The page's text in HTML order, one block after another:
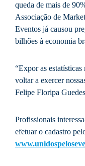
queda de mais de
Associação de
Eventos já causou
bilhões à economia
“Expor as
voltar a exercer
Felipe Floripa
Profissionais
efetuar o cadastro